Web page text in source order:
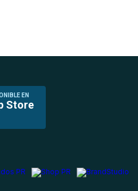
EN
Store